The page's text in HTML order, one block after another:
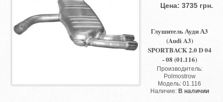
Цена: 3735 грн.
Глушитель Ауди А3
(Audi A3)
SPORTBACK 2.0 D 04
- 08 (01.116)
Производитель:
Polmostrow
Модель: 01.116
Наличие: В наличии